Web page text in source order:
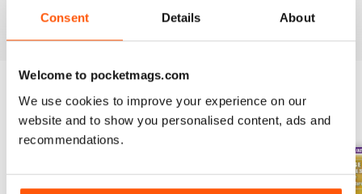
Consent Details About
Welcome to pocketmags.com
We use cookies to improve your experience on our
website and to show you personalised content, ads and
recommendations.
EDIZIONI INDIETRO Visualizza tutti